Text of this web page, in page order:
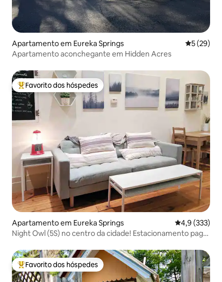
Apartamento em Eureka Springs
5 (29)
Apartamento aconchegante em Hidden Acres
Favoritos dos hóspedes mais apreciados
Favorito dos hóspedes
Apartamento em Eureka Springs Classificação
4,9 (333)
Night Owl (5S) no centro da cidade! Estacionamento pago
Favoritos dos hóspedes mais apreciados
Favorito dos hóspedes